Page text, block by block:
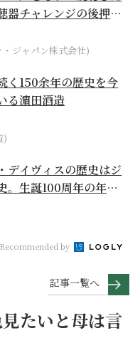
器チャレンジの後押し
・ジャパン株式会社)
く150余年の歴史を今
る濵田酒造
)
デイヴィスの歴史はジ
。生誕100周年の年に
Recommended by
記事一覧へ
たいと母は言